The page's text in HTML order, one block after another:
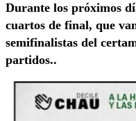
Durante los próximos
cuartos de final, que
semifinalistas del
partidos..